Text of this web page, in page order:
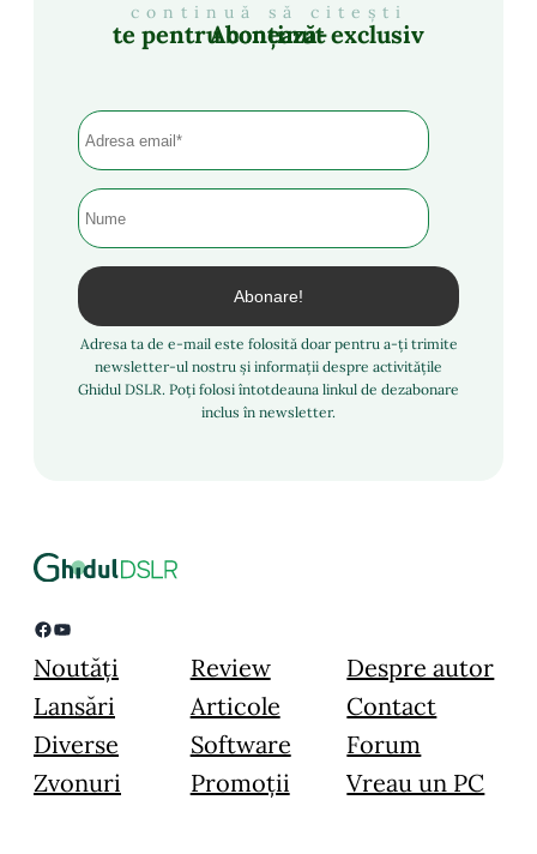
continuă să citești
Abonează-te pentru conținut exclusiv
Adresa ta de e-mail este folosită doar pentru a-ți trimite
newsletter-ul nostru și informații despre activitățile
Ghidul DSLR. Poți folosi întotdeauna linkul de dezabonare
inclus în newsletter.
Facebook YouTube
Noutăți
Lansări
Diverse
Zvonuri
Review
Articole
Software
Promoții
Despre autor
Contact
Forum
Vreau un PC